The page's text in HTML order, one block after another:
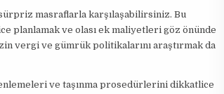
masraflarla karşılaşabilirsiniz. Bu
planlamak ve olası ek maliyetleri göz önünde
vergi ve gümrük politikalarını araştırmak da
ve taşınma prosedürlerini dikkatlice